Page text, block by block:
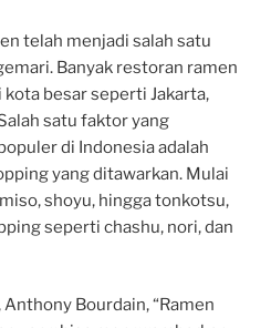
telah menjadi salah satu
Banyak restoran ramen
besar seperti Jakarta,
satu faktor yang
di Indonesia adalah
yang ditawarkan. Mulai
shoyu, hingga tonkotsu,
seperti chashu, nori, dan
Bourdain, “Ramen